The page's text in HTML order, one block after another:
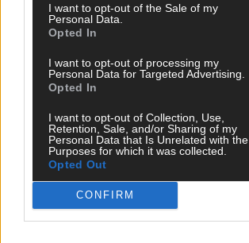
I want to opt-out of the Sale of my
Personal Data.
Opted In
I want to opt-out of processing my
Personal Data for Targeted Advertising.
Opted In
I want to opt-out of Collection, Use,
Retention, Sale, and/or Sharing of my
Personal Data that Is Unrelated with the
Purposes for which it was collected.
Opted Out
CONFIRM
DIREKT ZUM THEMA
Politik & Co
Tipps & Tricks
Brainpower
Specials
Meinung
Streams & Storys